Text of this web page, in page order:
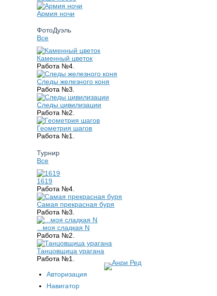
Армия ночи
ФотоДуэль
Все
Каменный цветок
Работа №4.
Следы железного коня
Работа №3.
Следы цивилизации
Работа №2.
Геометрия шагов
Работа №1.
Турнир
Все
1619
Работа №4.
Самая прекрасная буря
Работа №3.
...моя сладкая N
Работа №2.
Танцовщица урагана
Работа №1.
Авторизация
Навигатор